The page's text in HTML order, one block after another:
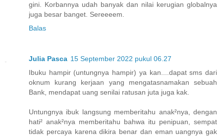
gini. Korbannya udah banyak dan nilai kerugian globalnya
juga besar banget. Sereeeem.
Balas
Julia Pasca 15 September 2022 pukul 06.27
Ibuku hampir (untungnya hampir) ya kan....dapat sms dari
oknum kurang kerjaan yang mengatasnamakan sebuah
Bank, mendapat uang senilai ratusan juta juga kak.
Untungnya ibuk langsung memberitahu anak²nya, dengan
hati² anak²nya memberitahu bahwa itu penipuan, sempat
tidak percaya karena dikira benar dan eman uangnya gak